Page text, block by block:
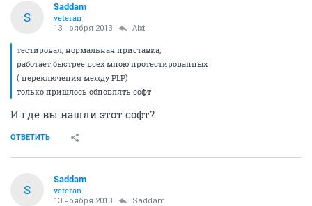
S
Saddam
veteran
13 ноября 2013 Alxt
тестировал, нормальная приставка,
работает быстрее всех мною протестированных
( переключения между PLP)
только пришлось обновлять софт
И где вы нашли этот софт?
ОТВЕТИТЬ
S
Saddam
veteran
13 ноября 2013 Saddam